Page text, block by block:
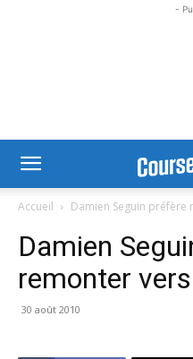
-
Accueil Damien Seguin préfère
Damien
remonter
30 août 2010